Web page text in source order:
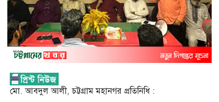
মো. আবদুল আলী, চট্টগ্রাম মহানগর প্রতিনিধি :